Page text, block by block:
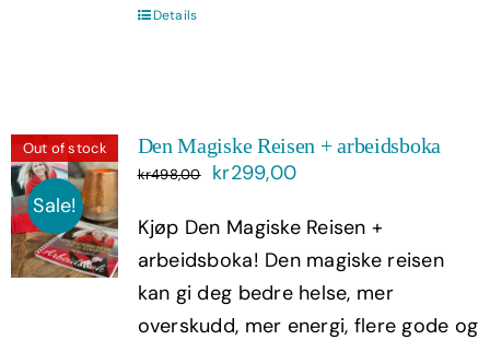
Details
Out of stock
Sale!
Den Magiske Reisen + arbeidsboka
kr498,00
Opprinnelig
var:
kr498,00.
kr299,00Nåværende
er:
kr299,00.
Kjøp Den Magiske Reisen +
arbeidsboka! Den magiske reisen
kan gi deg bedre helse, mer
overskudd, mer energi, flere gode og